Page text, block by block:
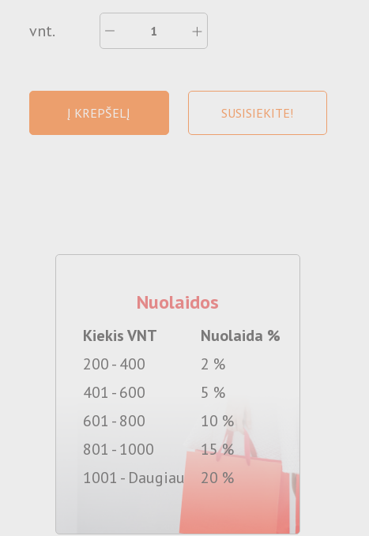
vnt.
Į KREPŠELĮ SUSISIEKITE!
Nuolaidos
Kiekis VNT
Nuolaida %
200 - 400
2 %
401 - 600
5 %
601 - 800
10 %
801 - 1000
15 %
1001 - Daugiau
20 %